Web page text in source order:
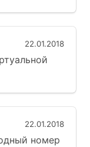
22.01.2018
22.01.2018
номер